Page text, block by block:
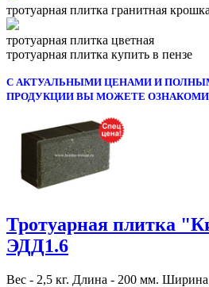
тротуарная плитка гранитная крошка
тротуарная плитка цветная
тротуарная плитка купить в пензе
С АКТУАЛЬНЫМИ ЦЕНАМИ И
ПРОДУКЦИИ ВЫ МОЖЕТЕ
Тротуарная плитка
ЭДД1.6
Вес - 2,5 кг. Длина - 200 мм.